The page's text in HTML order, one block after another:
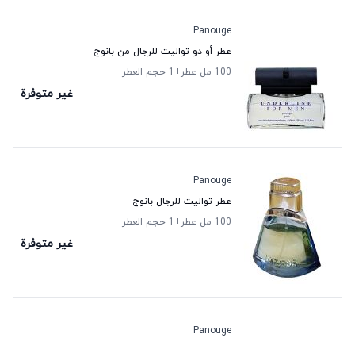
Panouge
عطر أو دو تواليت للرجال من بانوج
100 مل عطر
+1 حجم العطر
غير متوفرة
Panouge
عطر تواليت للرجال بانوج
100 مل عطر
+1 حجم العطر
غير متوفرة
Panouge